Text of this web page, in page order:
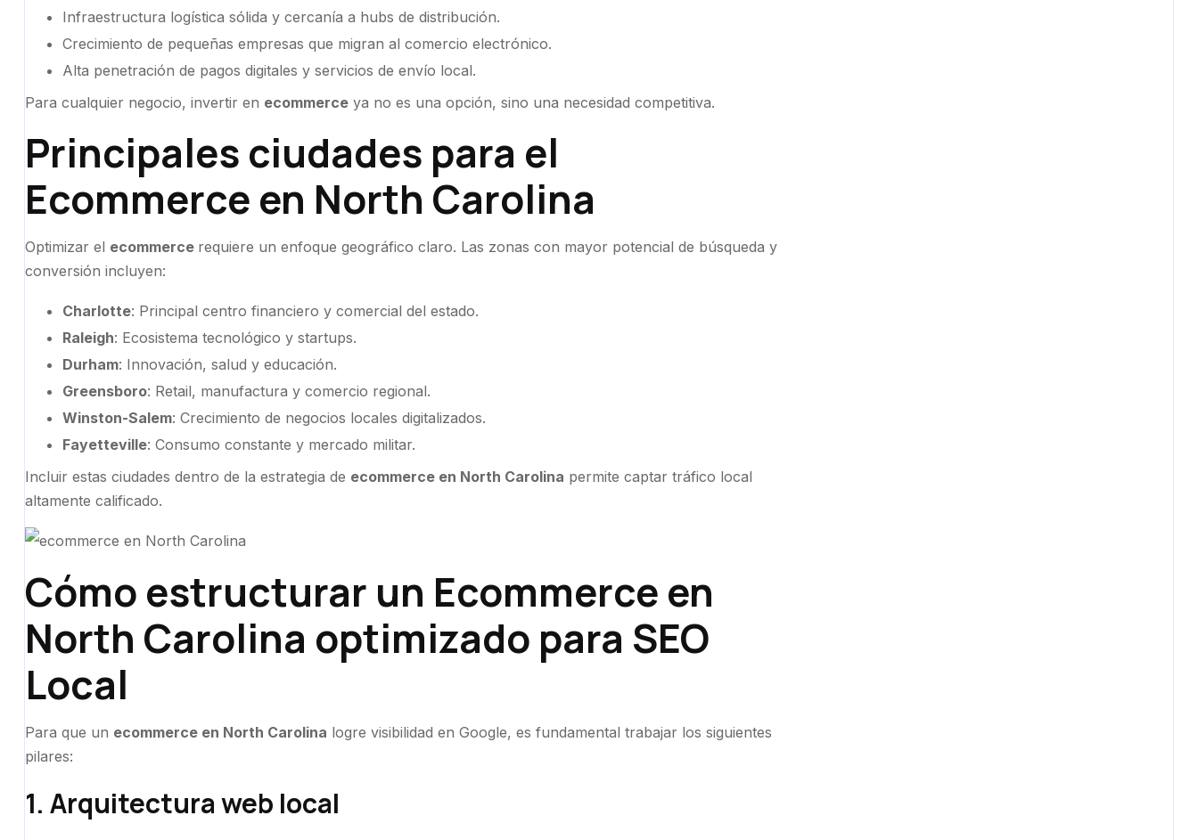
Infraestructura logística sólida y cercanía a hubs de distribución.
Crecimiento de pequeñas empresas que migran al comercio electrónico.
Alta penetración de pagos digitales y servicios de envío local.
Para cualquier negocio, invertir en ecommerce ya no es una opción, sino una necesidad competitiva.
Principales ciudades para el
Ecommerce en North Carolina
Optimizar el ecommerce requiere un enfoque geográfico claro. Las zonas con mayor potencial de búsqueda y
conversión incluyen:
Charlotte: Principal centro financiero y comercial del estado.
Raleigh: Ecosistema tecnológico y startups.
Durham: Innovación, salud y educación.
Greensboro: Retail, manufactura y comercio regional.
Winston-Salem: Crecimiento de negocios locales digitalizados.
Fayetteville: Consumo constante y mercado militar.
Incluir estas ciudades dentro de la estrategia de ecommerce en North Carolina permite captar tráfico local
altamente calificado.
Cómo estructurar un Ecommerce en
North Carolina optimizado para SEO
Local
Para que un ecommerce en North Carolina logre visibilidad en Google, es fundamental trabajar los siguientes
pilares:
1. Arquitectura web local